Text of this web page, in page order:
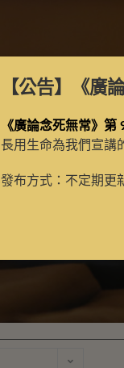
【公告】 《廣
《廣論念死無常》
長用生命為我們宣講
發布方式：不定期更